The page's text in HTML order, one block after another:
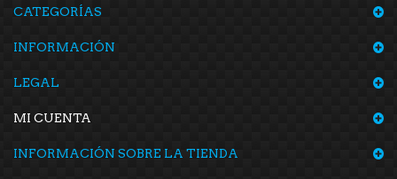
CATEGORÍAS
INFORMACIÓN
LEGAL
MI CUENTA
INFORMACIÓN SOBRE LA TIENDA